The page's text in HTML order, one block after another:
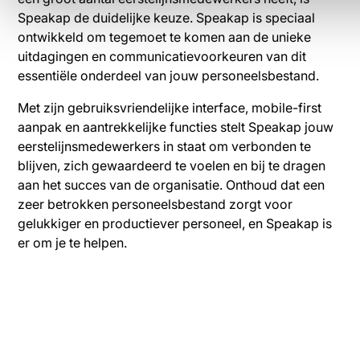
Speakap de duidelijke keuze. Speakap is speciaal
ontwikkeld om tegemoet te komen aan de unieke
uitdagingen en communicatievoorkeuren van dit
essentiële onderdeel van jouw personeelsbestand.
Met zijn gebruiksvriendelijke interface, mobile-first
aanpak en aantrekkelijke functies stelt Speakap jouw
eerstelijnsmedewerkers in staat om verbonden te
blijven, zich gewaardeerd te voelen en bij te dragen
aan het succes van de organisatie. Onthoud dat een
zeer betrokken personeelsbestand zorgt voor
gelukkiger en productiever personeel, en Speakap is
er om je te helpen.